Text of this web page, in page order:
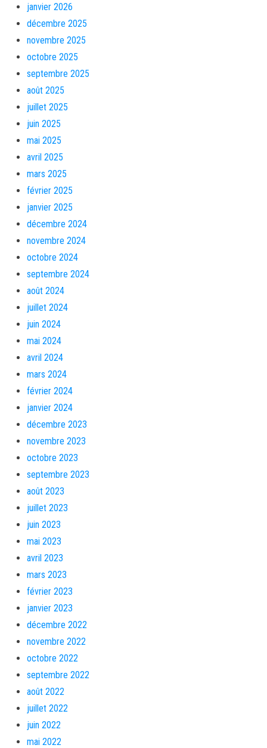
janvier 2026
décembre 2025
novembre 2025
octobre 2025
septembre 2025
août 2025
juillet 2025
juin 2025
mai 2025
avril 2025
mars 2025
février 2025
janvier 2025
décembre 2024
novembre 2024
octobre 2024
septembre 2024
août 2024
juillet 2024
juin 2024
mai 2024
avril 2024
mars 2024
février 2024
janvier 2024
décembre 2023
novembre 2023
octobre 2023
septembre 2023
août 2023
juillet 2023
juin 2023
mai 2023
avril 2023
mars 2023
février 2023
janvier 2023
décembre 2022
novembre 2022
octobre 2022
septembre 2022
août 2022
juillet 2022
juin 2022
mai 2022